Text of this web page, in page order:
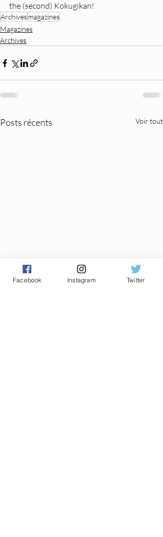
the (second) Kokugikan!
Archivesmagazines
Magazines
Archives
Posts récents Voir tout
Facebook Instagram Twitter